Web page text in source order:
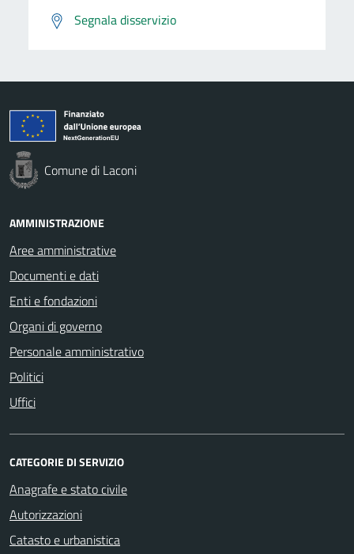
Segnala disservizio
Comune di Laconi
AMMINISTRAZIONE
Aree amministrative
Documenti e dati
Enti e fondazioni
Organi di governo
Personale amministrativo
Politici
Uffici
CATEGORIE DI SERVIZIO
Anagrafe e stato civile
Autorizzazioni
Catasto e urbanistica